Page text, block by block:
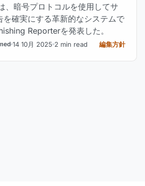
、暗号プロトコルを使用してサ
を確実にする革新的なシステムで
Reporterを発表した。
14 10月 2025 2 min read 編集方針